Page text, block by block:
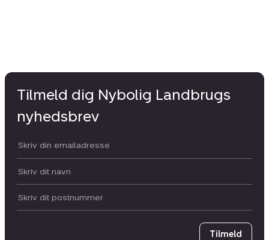
Tilmeld dig Nybolig Landbrugs
nyhedsbrev
Din email:
Dit navn:
Postnummer
Tilmeld